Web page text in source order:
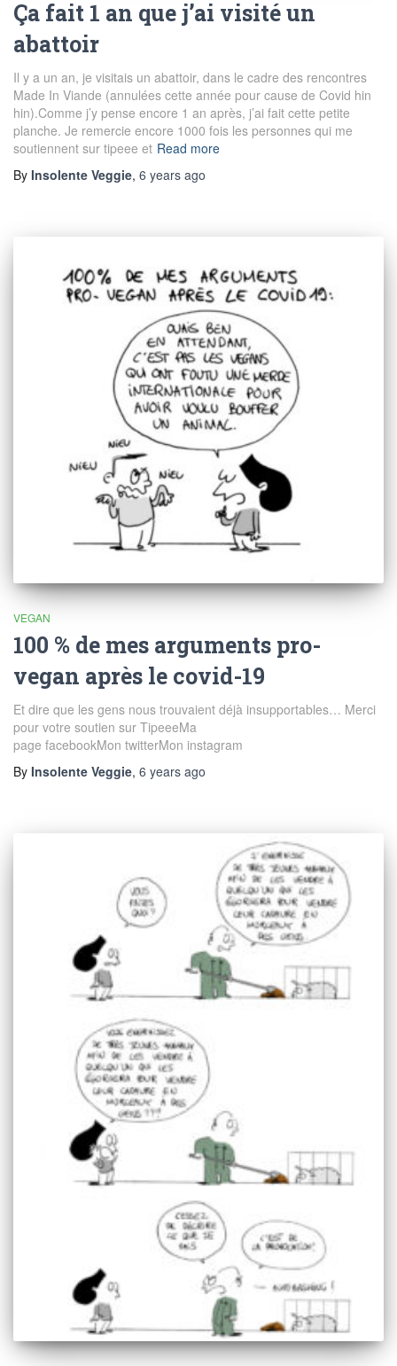
Ça fait 1 an que j’ai visité un
abattoir
Il y a un an, je visitais un abattoir, dans le cadre des rencontres
Made In Viande (annulées cette année pour cause de Covid hin
hin).Comme j’y pense encore 1 an après, j’ai fait cette petite
planche. Je remercie encore 1000 fois les personnes qui me
soutiennent sur tipeee et Read more
By Insolente Veggie, 6 years ago
VEGAN
100 % de mes arguments pro-
vegan après le covid-19
Et dire que les gens nous trouvaient déjà insupportables… Merci
pour votre soutien sur TipeeeMa
page facebookMon twitterMon instagram
By Insolente Veggie, 6 years ago